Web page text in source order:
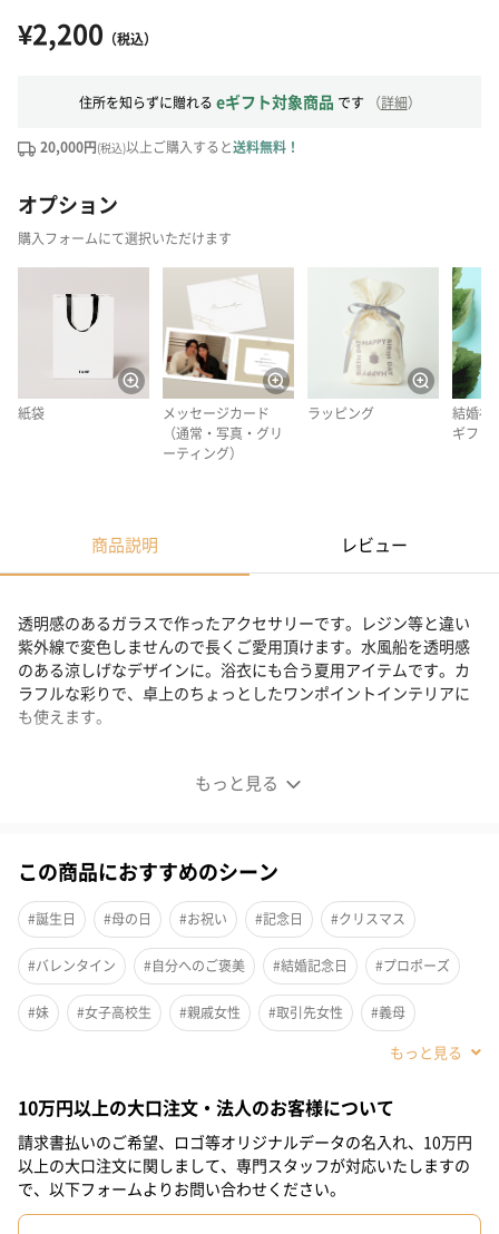
¥2,200 （税込）
住所を知らずに贈れる eギフト対象商品 です （詳細）
20,000円(税込)以上ご購入すると送料無料！
オプション
購入フォームにて選択いただけます
紙袋
メッセージカード
（通常・写真・グリ
ーティング）
ラッピング
結婚祝
ギフト
商品説明 レビュー
もっと見る
透明感のあるガラスで作ったアクセサリーです。レジン等と違い
紫外線で変色しませんので長くご愛用頂けます。水風船を透明感
のある涼しげなデザインに。浴衣にも合う夏用アイテムです。カ
ラフルな彩りで、卓上のちょっとしたワンポイントインテリアに
も使えます。
涼しげな水風船モチーフのガラスアクセサリー
この商品におすすめのシーン
#誕生日 #母の日 #お祝い #記念日 #クリスマス
#バレンタイン #自分へのご褒美 #結婚記念日 #プロポーズ
#妹 #女子高校生 #親戚女性 #取引先女性 #義母
#女子大学生
#同僚女性 #上司女性 #祖母 #母親 #妻 #女性
#女友達 #10代 #20代前半 #20代後半 #30代 #40代
#50代 #60代 #70代 #80代 #90代
10万円以上の大口注文・法人のお客様について
請求書払いのご希望、ロゴ等オリジナルデータの名入れ、10万円
以上の大口注文に関しまして、専門スタッフが対応いたしますの
で、以下フォームよりお問い合わせください。